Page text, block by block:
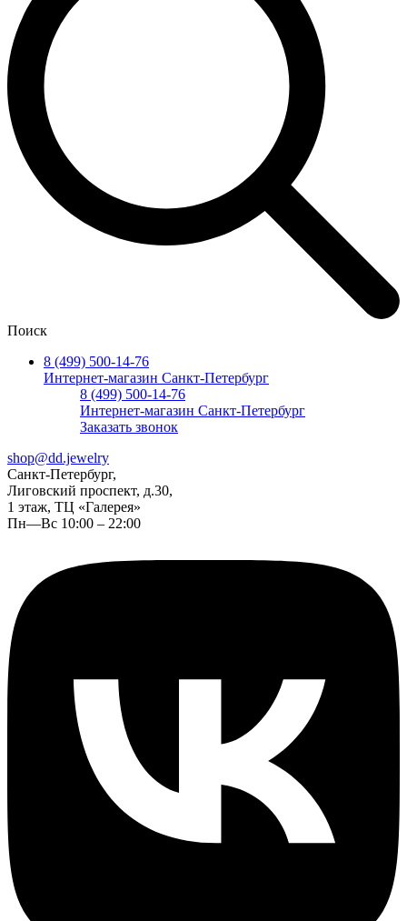
Поиск
8 (499) 500-14-76
Интернет-магазин Санкт-Петербург
8 (499) 500-14-76
Интернет-магазин Санкт-Петербург
Заказать звонок
shop@dd.jewelry
Санкт-Петербург,
Лиговский проспект, д.30,
1 этаж, ТЦ «Галерея»
Пн—Вс 10:00 – 22:00